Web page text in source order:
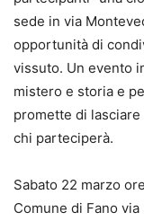
sede in via
opportunità di
vissuto. Un evento
mistero e storia e
promette di
chi parteciperà.
Sabato 22 marzo
Comune di Fano